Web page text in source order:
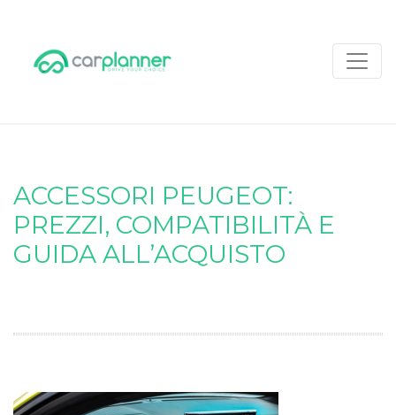
ACCESSORI PEUGEOT:
PREZZI, COMPATIBILITÀ E
GUIDA ALL’ACQUISTO